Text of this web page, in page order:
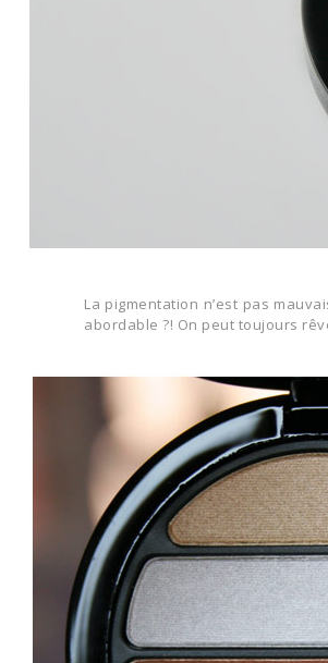
La pigmentation n’est pas
abordable ?! On peut toujours